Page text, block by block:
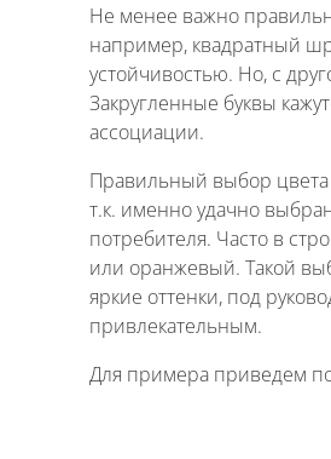
Не менее важно
например, квадратный
устойчивостью. Но, с
Закругленные буквы
ассоциации.
Правильный выбор цвета
т.к. именно удачно
потребителя. Часто в
или оранжевый. Такой
яркие оттенки, под
привлекательным.
Для примера приведем